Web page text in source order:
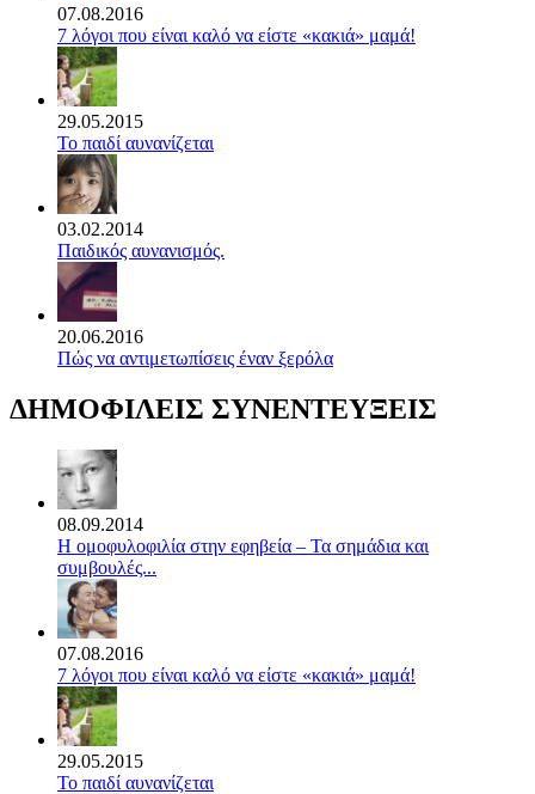
07.08.2016
7 λόγοι που είναι καλό να είστε «κακιά» μαμά!
29.05.2015
Το παιδί αυνανίζεται
03.02.2014
Παιδικός αυνανισμός.
20.06.2016
Πώς να αντιμετωπίσεις έναν ξερόλα
ΔΗΜΟΦΙΛΕΙΣ ΣΥΝΕΝΤΕΥΞΕΙΣ
08.09.2014
Η ομοφυλοφιλία στην εφηβεία – Τα σημάδια και
συμβουλές...
07.08.2016
7 λόγοι που είναι καλό να είστε «κακιά» μαμά!
29.05.2015
Το παιδί αυνανίζεται